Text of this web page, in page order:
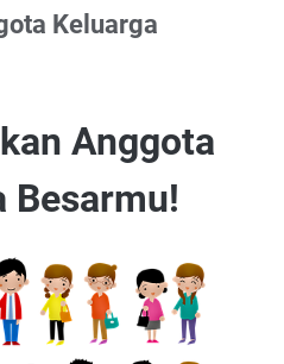
Keluarga
Anggota
Besarmu!